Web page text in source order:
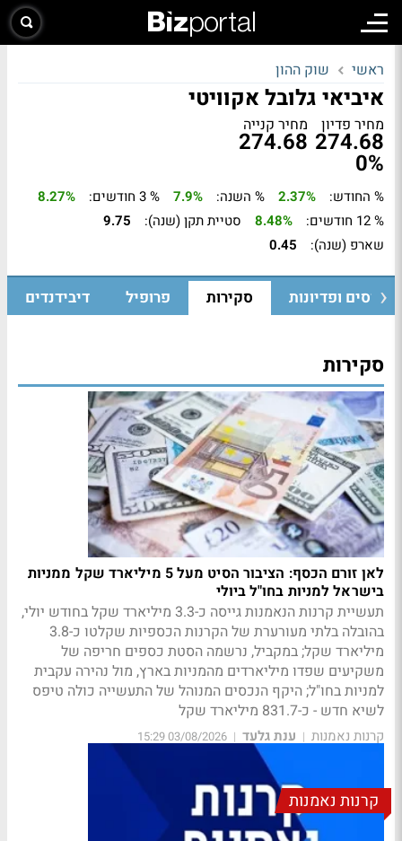
ראשי שוק ההון
איביאי גלובל אקוויטי
מחיר פדיון
274.68
מחיר קנייה
274.68
0%
% החודש: 2.37% % השנה: 7.9% % 3 חודשים:
8.27%
% 12 חודשים:
8.48% סטיית תקן (שנה):
9.75
שארפ (שנה):
0.45
גיוסים ופדיונות סקירות פרופיל דיבידנדים
סקירות
לאן זורם הכסף: הציבור הסיט מעל 5 מיליארד שקל ממניות
בישראל למניות בחו"ל ביולי
תעשיית קרנות הנאמנות גייסה כ-3.3 מיליארד שקל בחודש יולי,
בהובלה בלתי מעורערת של הקרנות הכספיות שקלטו כ-3.8
מיליארד שקל; במקביל, נרשמה הסטת כספים חריפה של
משקיעים שפדו מיליארדים מהמניות בארץ, מול נהירה עקבית
למניות בחו"ל; היקף הנכסים המנוהל של התעשייה כולה טיפס
לשיא חדש - כ-831.7 מיליארד שקל
קרנות נאמנות | ענת גלעד |
03/08/2026 15:29
קרנות נאמנות